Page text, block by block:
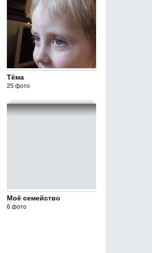
Тёма
25 фото
Моё семейство
6 фото